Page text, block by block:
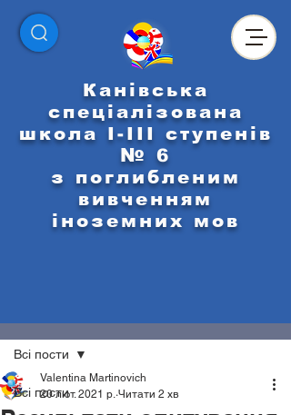
Канівська
спеціалізована
школа І-ІІІ ступенів
№ 6
з поглибленим
вивченням
іноземних мов
Всі пости
Всі пости
Valentina Martinovich
20 лют. 2021 р. Читати 2 хв